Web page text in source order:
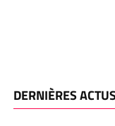
DERNIÈRES